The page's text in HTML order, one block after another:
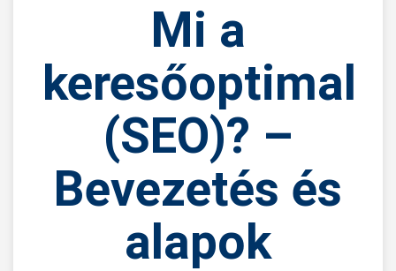
Mi a
(SEO)? –
Bevezetés és
alapok